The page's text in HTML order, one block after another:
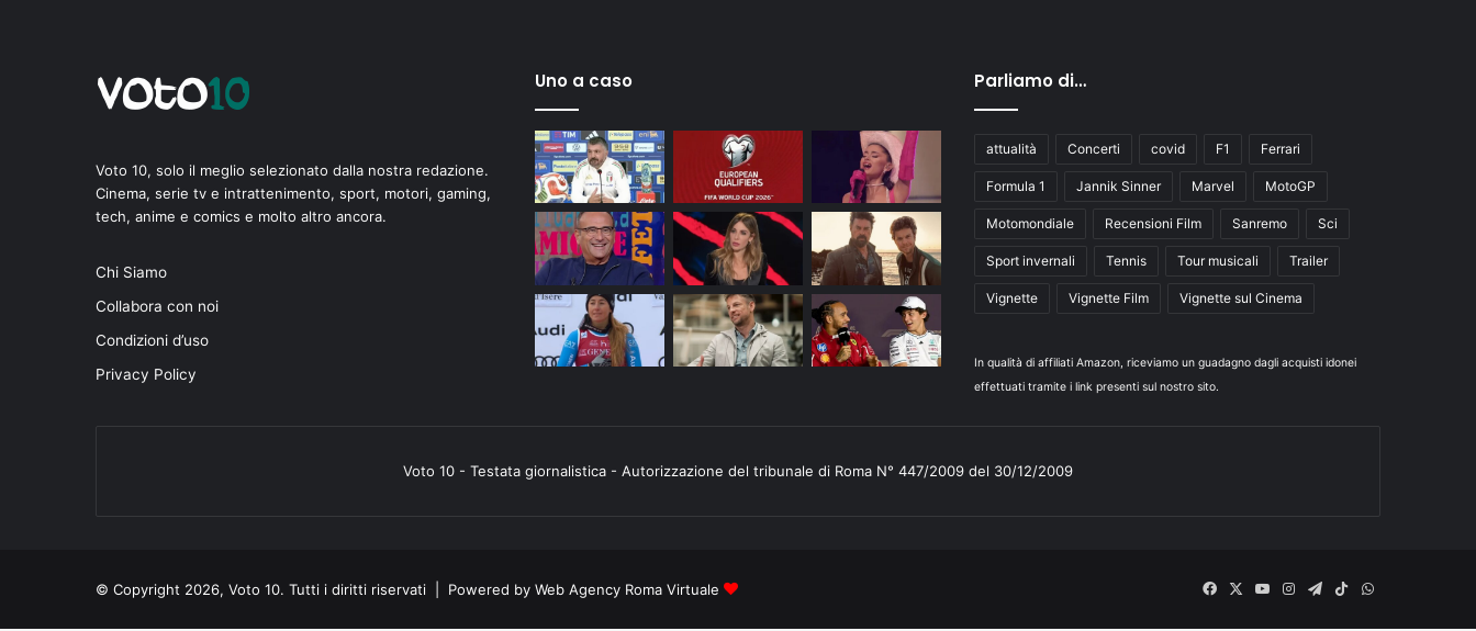
Voto 10, solo il meglio selezionato dalla nostra redazione.
Cinema, serie tv e intrattenimento, sport, motori, gaming,
tech, anime e comics e molto altro ancora.
Chi Siamo
Collabora con noi
Condizioni d’uso
Privacy Policy
Uno a caso Parliamo di…
attualità Concerti covid F1 Ferrari
Formula 1 Jannik Sinner Marvel MotoGP
Motomondiale Recensioni Film Sanremo Sci
Sport invernali Tennis Tour musicali Trailer
Vignette Vignette Film Vignette sul Cinema
In qualità di affiliati Amazon, riceviamo un guadagno dagli acquisti idonei
effettuati tramite i link presenti sul nostro sito.
Voto 10 - Testata giornalistica - Autorizzazione del tribunale di Roma N° 447/2009 del 30/12/2009
© Copyright 2026, Voto 10. Tutti i diritti riservati | Powered by Web Agency Roma Virtuale Facebook
X
YouInstagram
Telegram
TikTokWhatsApp